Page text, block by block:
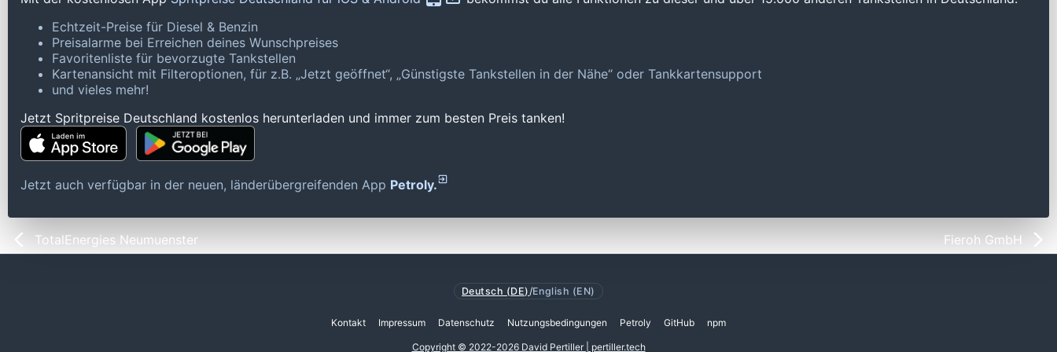
Echtzeit-Preise für Diesel & Benzin
Preisalarme bei Erreichen deines Wunschpreises
Favoritenliste für bevorzugte Tankstellen
Kartenansicht mit Filteroptionen, für z.B. „Jetzt geöffnet“, „Günstigste Tankstellen in der Nähe“ oder Tankkartensupport
und vieles mehr!
Jetzt Spritpreise Deutschland kostenlos herunterladen und immer zum besten Preis tanken!
Jetzt auch verfügbar in der neuen, länderübergreifenden App Petroly.
TotalEnergies Neumuenster Fieroh GmbH
Deutsch (DE) /English (EN)
Kontakt Impressum Datenschutz Nutzungsbedingungen Petroly GitHub npm
Copyright © 2022-2026 David Pertiller | pertiller.tech